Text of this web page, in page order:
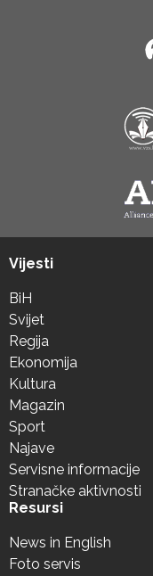
Vijesti
BiH
Svijet
Regija
Ekonomija
Kultura
Magazin
Sport
Najave
Servisne informacije
Stranačke aktivnosti
Resursi
News in English
Foto servis